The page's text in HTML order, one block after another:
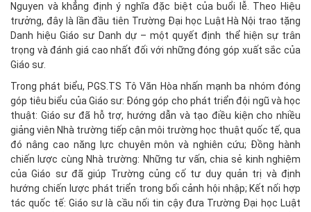
Nguyen và khẳng định ý nghĩa đặc biệt của buổi lễ. Theo Hiệu
trưởng, đây là lần đầu tiên Trường Đại học Luật Hà Nội trao tặng
Danh hiệu Giáo sư Danh dự – một quyết định thể hiện sự trân
trọng và đánh giá cao nhất đối với những đóng góp xuất sắc của
Giáo sư.
Trong phát biểu, PGS.TS Tô Văn Hòa nhấn mạnh ba nhóm đóng
góp tiêu biểu của Giáo sư: Đóng góp cho phát triển đội ngũ và học
thuật: Giáo sư đã hỗ trợ, hướng dẫn và tạo điều kiện cho nhiều
giảng viên Nhà trường tiếp cận môi trường học thuật quốc tế, qua
đó nâng cao năng lực chuyên môn và nghiên cứu; Đồng hành
chiến lược cùng Nhà trường: Những tư vấn, chia sẻ kinh nghiệm
của Giáo sư đã giúp Trường củng cố tư duy quản trị và định
hướng chiến lược phát triển trong bối cảnh hội nhập; Kết nối hợp
tác quốc tế: Giáo sư là cầu nối tin cậy đưa Trường Đại học Luật